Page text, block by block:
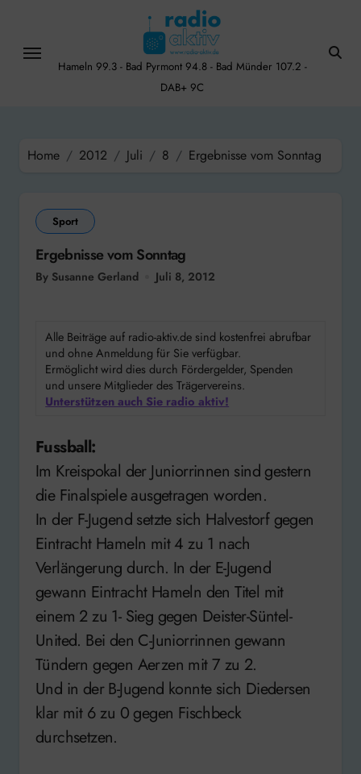
content
Hameln 99.3 - Bad Pyrmont 94.8 - Bad Münder 107.2 -
DAB+ 9C
Home 2012 Juli 8 Ergebnisse vom Sonntag
Sport
Ergebnisse vom Sonntag
By Susanne Gerland Juli 8, 2012
Alle Beiträge auf radio-aktiv.de sind kostenfrei abrufbar
und ohne Anmeldung für Sie verfügbar.
Ermöglicht wird dies durch Fördergelder, Spenden
und unsere Mitglieder des Trägervereins.
Unterstützen auch Sie radio aktiv!
Fussball:
Im Kreispokal der Juniorrinnen sind gestern
die Finalspiele ausgetragen worden.
In der F-Jugend setzte sich Halvestorf gegen
Eintracht Hameln mit 4 zu 1 nach
Verlängerung durch. In der E-Jugend
gewann Eintracht Hameln den Titel mit
einem 2 zu 1- Sieg gegen Deister-Süntel-
United. Bei den C-Juniorrinnen gewann
Tündern gegen Aerzen mit 7 zu 2.
Und in der B-Jugend konnte sich Diedersen
klar mit 6 zu 0 gegen Fischbeck
durchsetzen.